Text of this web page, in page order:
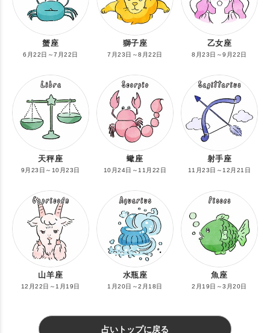
蟹座
6月22日～7月22日
獅子座
7月23日～8月22日
乙女座
8月23日～9月22日
天秤座
9月23日～10月23日
蠍座
10月24日～11月22日
射手座
11月23日～12月21日
山羊座
12月22日～1月19日
水瓶座
1月20日～2月18日
魚座
2月19日～3月20日
占いトップに戻る